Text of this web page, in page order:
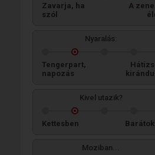
Zavarja, ha
szól
A
Nyaralás:
Tengerpart,
napozás
Kivel utazik?
Kettesben
Moziban...